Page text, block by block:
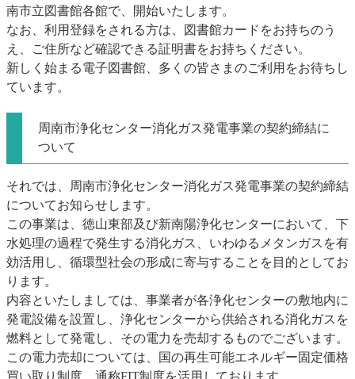
南市立図書館各館で、開始いたします。
なお、利用登録をされる方は、図書館カードをお持ちのう
え、ご住所など確認できる証明書をお持ちください。
新しく始まる電子図書館、多くの皆さまのご利用をお待ちし
ています。
周南市浄化センター消化ガス発電事業の契約締結に
ついて
それでは、周南市浄化センター消化ガス発電事業の契約締結
についてお知らせします。
この事業は、徳山東部及び新南陽浄化センターにおいて、下
水処理の過程で発生する消化ガス、いわゆるメタンガスを有
効活用し、循環型社会の形成に寄与することを目的としてお
ります。
内容といたしましては、事業者が各浄化センターの敷地内に
発電設備を設置し、浄化センターから供給される消化ガスを
燃料として発電し、その電力を売却するものでございます。
この電力売却については、国の再生可能エネルギー固定価格
買い取り制度、通称FIT制度を活用しております。